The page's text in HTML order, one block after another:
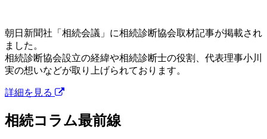
朝日新聞社「相続会議」に相続診断協会取材記事が掲載され
ました。
相続診断協会設立の経緯や相続診断士の役割、代表理事小川
実の想いなどが取り上げられております。
詳細を見る
相続コラム最前線